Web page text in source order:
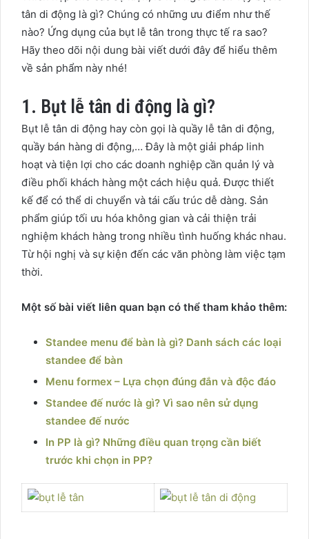
tân di động là gì? Chúng có những ưu điểm như thế
nào? Ứng dụng của bụt lễ tân trong thực tế ra sao?
Hãy theo dõi nội dung bài viết dưới đây để hiểu thêm
về sản phẩm này nhé!
1. Bụt lễ tân di động là gì?
Bụt lễ tân di động hay còn gọi là quầy lễ tân di động,
quầy bán hàng di động,… Đây là một giải pháp linh
hoạt và tiện lợi cho các doanh nghiệp cần quản lý và
điều phối khách hàng một cách hiệu quả. Được thiết
kế để có thể di chuyển và tái cấu trúc dễ dàng. Sản
phẩm giúp tối ưu hóa không gian và cải thiện trải
nghiệm khách hàng trong nhiều tình huống khác nhau.
Từ hội nghị và sự kiện đến các văn phòng làm việc tạm
thời.
Một số bài viết liên quan bạn có thể tham khảo thêm:
Standee menu để bàn là gì? Danh sách các loại
standee để bàn
Menu formex – Lựa chọn đúng đắn và độc đáo
Standee đế nước là gì? Vì sao nên sử dụng
standee đế nước
In PP là gì? Những điều quan trọng cần biết
trước khi chọn in PP?